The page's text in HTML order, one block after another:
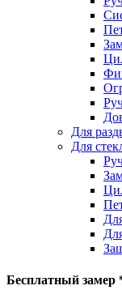
Для
Для
Бесплатный замер